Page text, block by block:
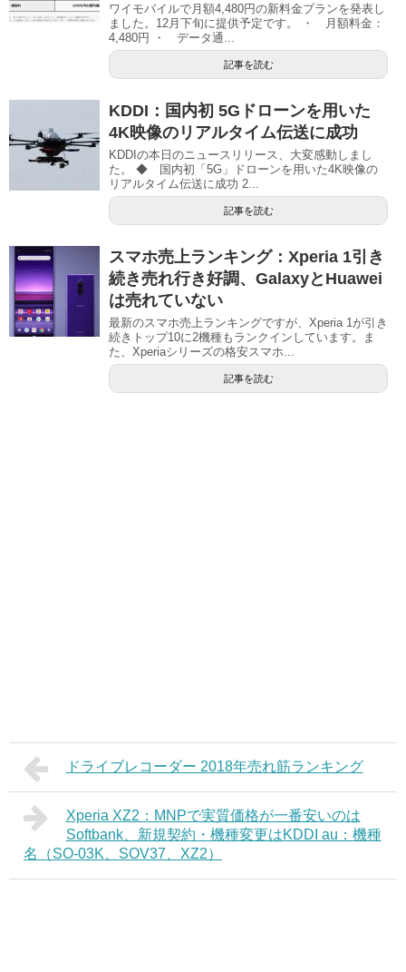
ワイモバイルで月額4,480円の新料金プランを発表し
ました。12月下旬に提供予定です。 ・ 月額料金：
4,480円 ・ データ通...
記事を読む
KDDI：国内初 5Gドローンを用いた
4K映像のリアルタイム伝送に成功
KDDIの本日のニュースリリース、大変感動しまし
た。 ◆ 国内初「5G」ドローンを用いた4K映像の
リアルタイム伝送に成功 2...
記事を読む
スマホ売上ランキング：Xperia 1引き
続き売れ行き好調、GalaxyとHuawei
は売れていない
最新のスマホ売上ランキングですが、Xperia 1が引き
続きトップ10に2機種もランクインしています。ま
た、Xperiaシリーズの格安スマホ...
記事を読む
ドライブレコーダー 2018年売れ筋ランキング
Xperia XZ2：MNPで実質価格が一番安いのは
Softbank、新規契約・機種変更はKDDI au：機種
名（SO-03K、SOV37、XZ2）